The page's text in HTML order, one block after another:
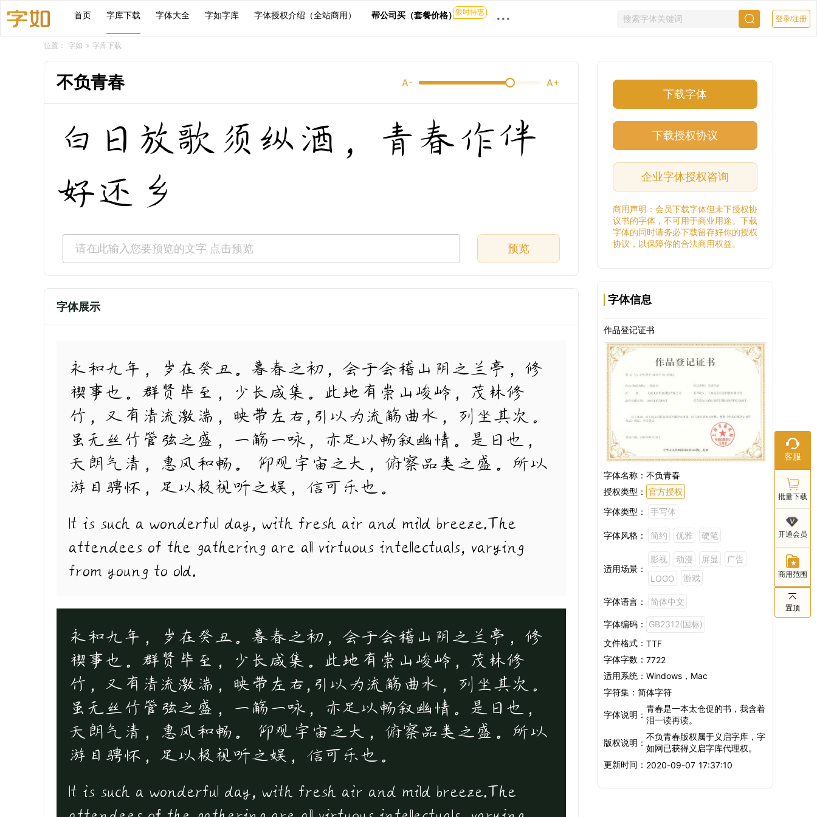
首页 字库下载 字体大全 字如字库 字体授权介绍（全站商用） 帮公司买（套餐价格）
限时特惠 ··· 登录/注册
位置： 字如 > 字库下载
不负青春 A- A+
白日放歌须纵酒，青春作伴
好还乡
预览
字体展示
永和九年，岁在癸丑。暮春之初，会于会稽山阴之兰亭，修
禊事也。群贤毕至，少长咸集。此地有崇山峻岭，茂林修
竹，又有清流激湍，映带左右,引以为流觞曲水，列坐其次。
虽无丝竹管弦之盛，一觞一咏，亦足以畅叙幽情。是日也，
天朗气清，惠风和畅。 仰观宇宙之大，俯察品类之盛。所以
游目骋怀，足以极视听之娱，信可乐也。
It is such a wonderful day, with fresh air and mild breeze.The
attendees of the gathering are all virtuous intellectuals, varying
from young to old.
永和九年，岁在癸丑。暮春之初，会于会稽山阴之兰亭，修
禊事也。群贤毕至，少长咸集。此地有崇山峻岭，茂林修
竹，又有清流激湍，映带左右,引以为流觞曲水，列坐其次。
虽无丝竹管弦之盛，一觞一咏，亦足以畅叙幽情。是日也，
天朗气清，惠风和畅。 仰观宇宙之大，俯察品类之盛。所以
游目骋怀，足以极视听之娱，信可乐也。
It is such a wonderful day, with fresh air and mild breeze.The
下载字体
下载授权协议
企业字体授权咨询
商用声明：会员下载字体但未下授权协
议书的字体，不可用于商业用途。下载
字体的同时请务必下载留存好你的授权
协议，以保障你的合法商用权益。
字体信息
作品登记证书
字体名称： 不负青春
授权类型： 官方授权
字体类型：
手写体
字体风格： 简约 优雅 硬笔
适用场景：
影视 动漫 屏显
广告
LOGO
游戏
字体语言： 简体中文
字体编码：
GB2312(国标)
文件格式： TTF
字体字数： 7722
适用系统： Windows，Mac
字符集： 简体字符
字体说明：
青春是一本太仓促的书，我含着
泪一读再读。
版权说明：
不负青春版权属于义启字库，字
如网已获得义启字库代理权。
更新时间： 2020-09-07 17:37:10
客服
在线客服
工作日
客服电话
021-
批量下载
开通会员
商用范围
置顶